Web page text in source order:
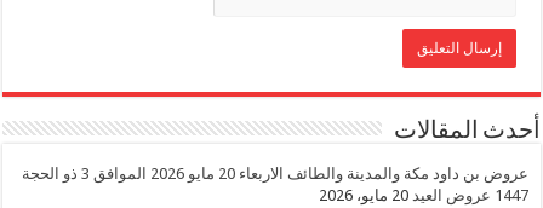
أحدث المقالات
عروض بن داود مكة والمدينة والطائف الاربعاء 20 مايو 2026 الموافق 3 ذو الحجة
1447 عروض العيد
20 مايو، 2026